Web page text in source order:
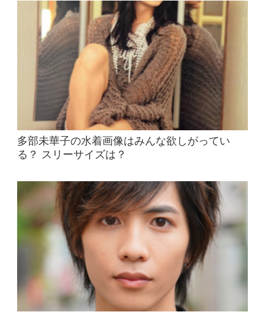
多部未華子の水着画像はみんな欲しがってい
る？ スリーサイズは？